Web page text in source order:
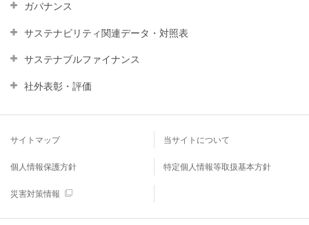
ガバナンス
サステナビリティ関連データ・対照表
サステナブルファイナンス
社外表彰・評価
サイトマップ 当サイトについて
個人情報保護方針 特定個人情報等取扱基本方針
災害対策情報